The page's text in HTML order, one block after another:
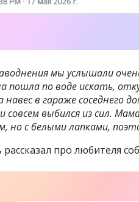
мы услышали
пошла по воде искать,
навес в гараже соседнего
выбился из сил.
но с белыми лапками,
про любителя